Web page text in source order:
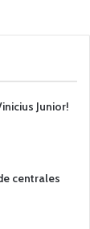
Junior!
centrales